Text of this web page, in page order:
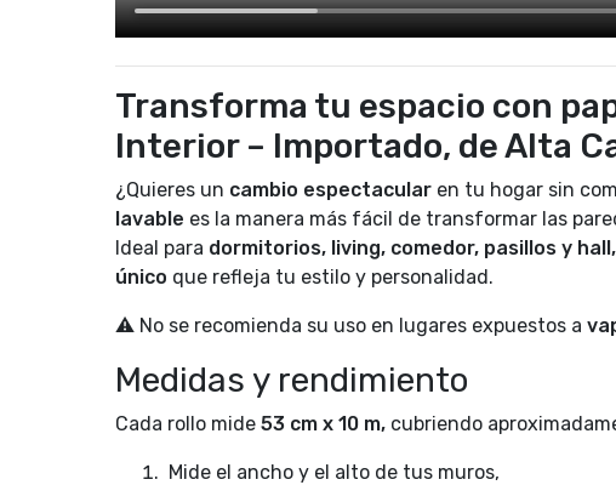
Transforma tu espacio con
Interior – Importado, de Alta
¿Quieres un cambio espectacular en tu hogar sin
lavable es la manera más fácil de transformar las
Ideal para dormitorios, living, comedor, pasillos y hall,
único que refleja tu estilo y personalidad.
⚠️ No se recomienda su uso en lugares expuestos a
Medidas y rendimiento
Cada rollo mide 53 cm x 10 m, cubriendo
Mide el ancho y el alto de tus muros,